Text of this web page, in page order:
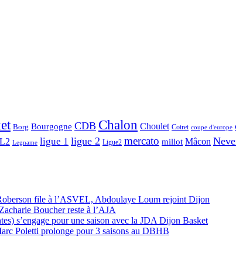
Borg Bourgogne CDB Chalon Choulet Cotret coupe d'europe
L2 Legname ligue 1 ligue 2 Ligue2 mercato millot Mâcon
file à l’ASVEL, Abdoulaye Loum rejoint Dijon
Boucher reste à l’AJA
s’engage pour une saison avec la JDA Dijon Basket
Poletti prolonge pour 3 saisons au DBHB